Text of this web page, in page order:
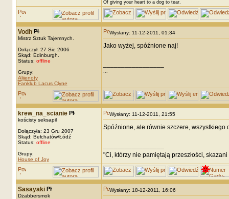
Of giving your heart to a dog to tear.
Vodh
Mistrz Sztuk Tajemnych.
Dołączył: 27 Sie 2006
Skąd: Edinburgh.
Status: offline
Grupy:
Alijenoty
Fanklub Lacus Clyne
Wysłany: 11-12-2011, 01:34
Jako wyżej, spóźnione naj!
...
krew_na_scianie
kościsty seksapil
Dołączyła: 23 Gru 2007
Skąd: Bełchatów/Łódź
Status: offline
Grupy:
House of Joy
Wysłany: 11-12-2011, 21:55
Spóźnione, ale równie szczere, wszystkiego
"Ci, którzy nie pamiętają przeszłości,
Sasayaki
Dżabbersmok
Wysłany: 18-12-2011, 16:06